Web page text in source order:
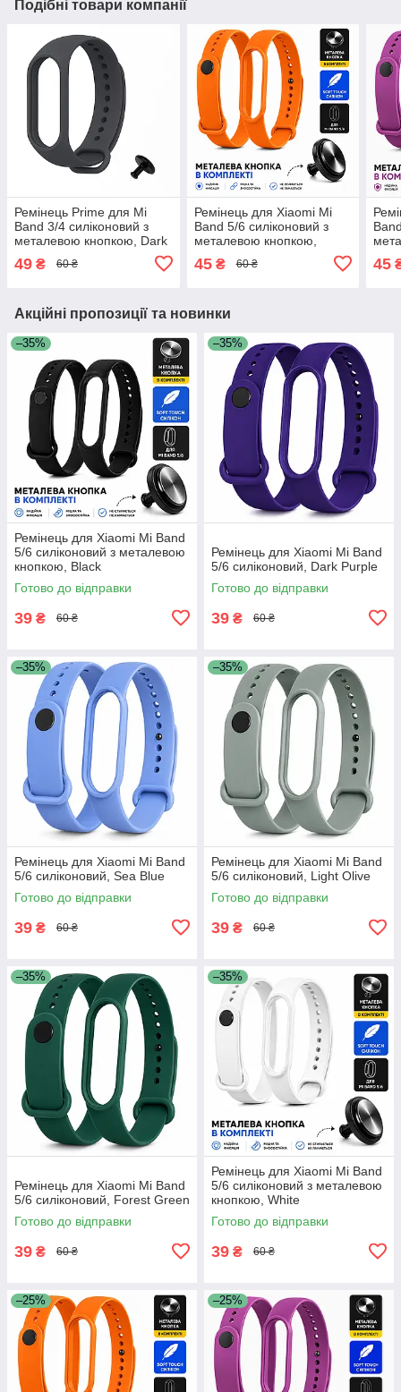
Подібні товари компанії
Ремінець Prime для Mi
Band 3/4 силіконовий з
металевою кнопкою, Dark
49 ₴ 60 ₴
Ремінець для Xiaomi Mi
Band 5/6 силіконовий з
металевою кнопкою,
45₴ 60 ₴ 45
Акційні пропозиції та новинки
–35%
Ремінець для Xiaomi Mi Band
5/6 силіконовий з металевою
кнопкою, Black
Готово до відправки
39 ₴ 60 ₴
–35%
Ремінець для Xiaomi Mi Band
5/6 силіконовий, Dark Purple
Готово до відправки
39 ₴ 60 ₴
–35%
Ремінець для Xiaomi Mi Band
5/6 силіконовий, Sea Blue
Готово до відправки
39 ₴ 60 ₴
–35%
Ремінець для Xiaomi Mi Band
5/6 силіконовий, Light Olive
Готово до відправки
39 ₴ 60 ₴
–35%
Ремінець для Xiaomi Mi Band
5/6 силіконовий, Forest Green
Готово до відправки
39 ₴ 60 ₴
–35%
Ремінець для Xiaomi Mi Band
5/6 силіконовий з металевою
кнопкою, White
Готово до відправки
39 ₴ 60 ₴
–25% –25%